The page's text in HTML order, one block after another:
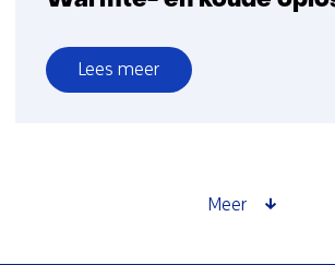
Lees meer
over
Meer